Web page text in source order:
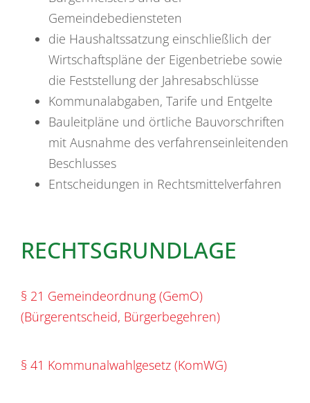
Gemeindebediensteten
die Haushaltssatzung einschließlich der
Wirtschaftspläne der Eigenbetriebe sowie
die Feststellung der Jahresabschlüsse
Kommunalabgaben, Tarife und Entgelte
Bauleitpläne und örtliche Bauvorschriften
mit Ausnahme des verfahrenseinleitenden
Beschlusses
Entscheidungen in Rechtsmittelverfahren
RECHTSGRUNDLAGE
§ 21 Gemeindeordnung (GemO)
(Bürgerentscheid, Bürgerbegehren)
§ 41 Kommunalwahlgesetz (KomWG)